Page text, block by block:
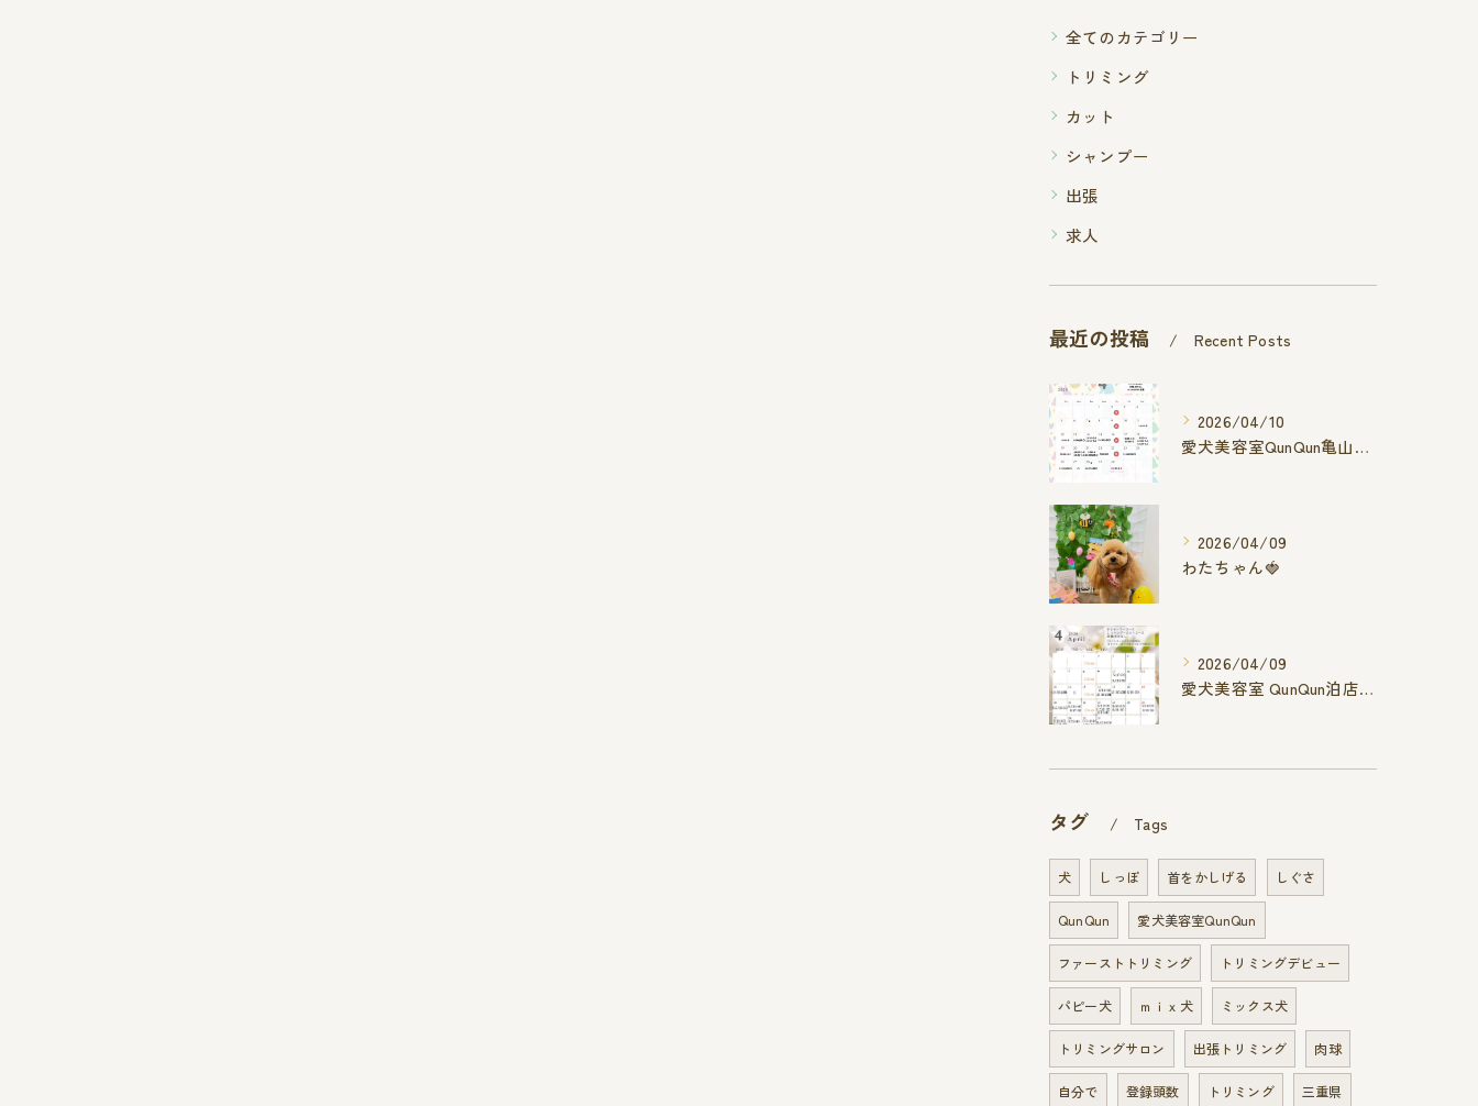
全てのカテゴリー
トリミング
カット
シャンプー
出張
求人
最近の投稿 Recent Posts
2026/04/10
愛犬美容室QunQun亀山エコー店
2026/04/09
わたちゃん🍓
2026/04/09
愛犬美容室 QunQun泊店 4月空き状況です
タグ Tags
犬 しっぽ 首をかしげる しぐさ
QunQun 愛犬美容室QunQun
ファーストトリミング トリミングデビュー
パピー犬 ｍｉｘ犬 ミックス犬
トリミングサロン 出張トリミング 肉球
自分で 登録頭数 トリミング 三重県